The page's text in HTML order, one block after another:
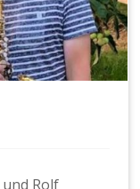
Rolf